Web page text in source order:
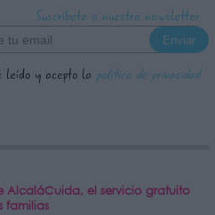
Suscríbete a nuestra newsletter
leído y acepto la política de privacidad
AlcaláCuida, el servicio gratuito
familias